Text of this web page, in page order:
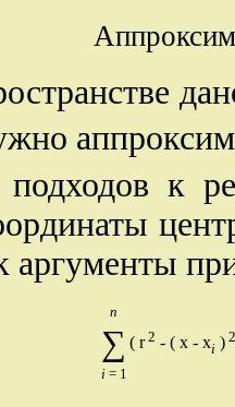
подходов к
аргументы
n
∑ ( r2 - ( x - xi) 2
i= 1